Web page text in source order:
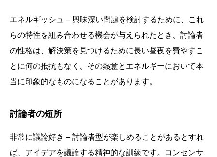
エネルギッシュ – 興味深い問題を検討するために、これ
らの特性を組み合わせる機会が与えられたとき、討論者
の性格は、解決策を見つけるために長い昼夜を費やすこ
とに何の抵抗もなく、その熱意とエネルギーにおいて本
当に印象的なものになることがあります。
討論者の短所
非常に議論好き – 討論者型が楽しめることがあるとすれ
ば、アイデアを議論する精神的な訓練です。コンセンサ